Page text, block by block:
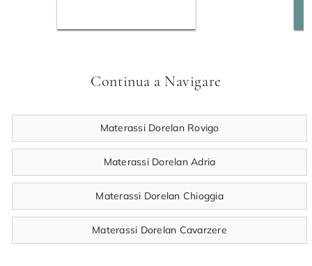
Continua a Navigare
Materassi Dorelan Rovigo
Materassi Dorelan Adria
Materassi Dorelan Chioggia
Materassi Dorelan Cavarzere